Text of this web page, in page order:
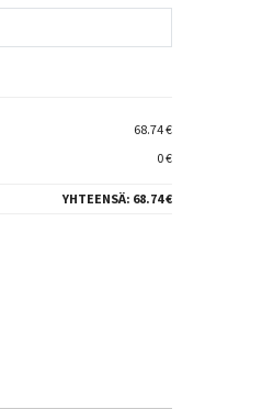
68.74 €
0 €
YHTEENSÄ: 68.74 €